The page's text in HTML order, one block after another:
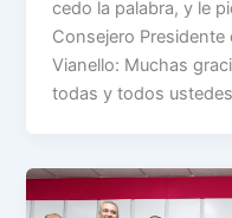
cedo la palabra, y le
Consejero
Vianello: Muchas
todas y todos